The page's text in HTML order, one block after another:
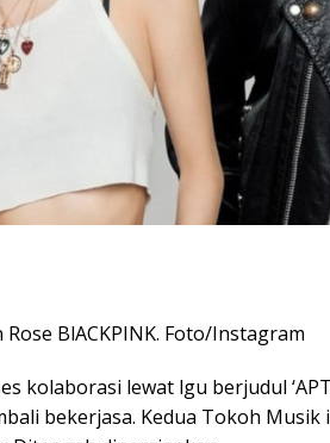
BlACKPINK. Foto/Instagram
kolaborasi lewat lgu berjudul
bekerjasa. Kedua Tokoh